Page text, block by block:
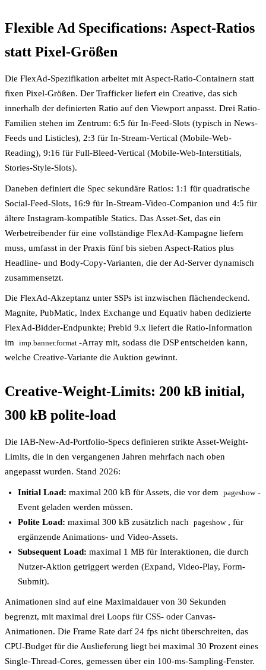
Flexible Ad Specifications: Aspect-Ratios
statt Pixel-Größen
Die FlexAd-Spezifikation arbeitet mit Aspect-Ratio-Containern statt
fixen Pixel-Größen. Der Trafficker liefert ein Creative, das sich
innerhalb der definierten Ratio auf den Viewport anpasst. Drei Ratio-
Familien stehen im Zentrum: 6:5 für In-Feed-Slots (typisch in News-
Feeds und Listicles), 2:3 für In-Stream-Vertical (Mobile-Web-
Reading), 9:16 für Full-Bleed-Vertical (Mobile-Web-Interstitials,
Stories-Style-Slots).
Daneben definiert die Spec sekundäre Ratios: 1:1 für quadratische
Social-Feed-Slots, 16:9 für In-Stream-Video-Companion und 4:5 für
ältere Instagram-kompatible Statics. Das Asset-Set, das ein
Werbetreibender für eine vollständige FlexAd-Kampagne liefern
muss, umfasst in der Praxis fünf bis sieben Aspect-Ratios plus
Headline- und Body-Copy-Varianten, die der Ad-Server dynamisch
zusammensetzt.
Die FlexAd-Akzeptanz unter SSPs ist inzwischen flächendeckend.
Magnite, PubMatic, Index Exchange und Equativ haben dedizierte
FlexAd-Bidder-Endpunkte; Prebid 9.x liefert die Ratio-Information
im imp.banner.format -Array mit, sodass die DSP entscheiden kann,
welche Creative-Variante die Auktion gewinnt.
Creative-Weight-Limits: 200 kB initial,
300 kB polite-load
Die IAB-New-Ad-Portfolio-Specs definieren strikte Asset-Weight-
Limits, die in den vergangenen Jahren mehrfach nach oben
angepasst wurden. Stand 2026:
Initial Load: maximal 200 kB für Assets, die vor dem pageshow -
Event geladen werden müssen.
Polite Load: maximal 300 kB zusätzlich nach pageshow , für
ergänzende Animations- und Video-Assets.
Subsequent Load: maximal 1 MB für Interaktionen, die durch
Nutzer-Aktion getriggert werden (Expand, Video-Play, Form-
Submit).
Animationen sind auf eine Maximaldauer von 30 Sekunden
begrenzt, mit maximal drei Loops für CSS- oder Canvas-
Animationen. Die Frame Rate darf 24 fps nicht überschreiten, das
CPU-Budget für die Auslieferung liegt bei maximal 30 Prozent eines
Single-Thread-Cores, gemessen über ein 100-ms-Sampling-Fenster.